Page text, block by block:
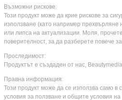
Възможни рискове:
Този продукт може да крие рискове за
използване (като например прехвърляне
или липса на актуализации. Моля,
поверителност, за да разберете повече
Проследимост:
Продуктът е създаден от нас,
Правна информация:
Този продукт може да се използва само в
условия за ползване и общите условия